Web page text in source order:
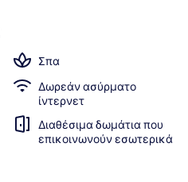
Σπα
Δωρεάν ασύρματο
ίντερνετ
Διαθέσιμα δωμάτια που
επικοινωνούν εσωτερικά